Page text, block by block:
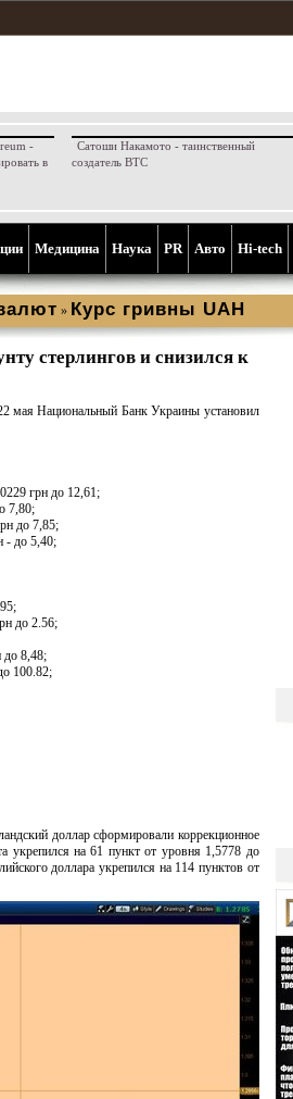
-
в
Сатоши Накамото - таинственный
создатель BTC
Медицина Наука PR Aвто Hi-tech
» Курс гривны UAH
стерлингов и снизился к
мая Национальный Банк Украины установил
грн до 12,61;
7,80;
до 7,85;
- до 5,40;
до 2.56;
до 8,48;
100.82;
доллар сформировали коррекционное
укрепился на 61 пункт от уровня 1,5778 до
доллара укрепился на 114 пунктов от